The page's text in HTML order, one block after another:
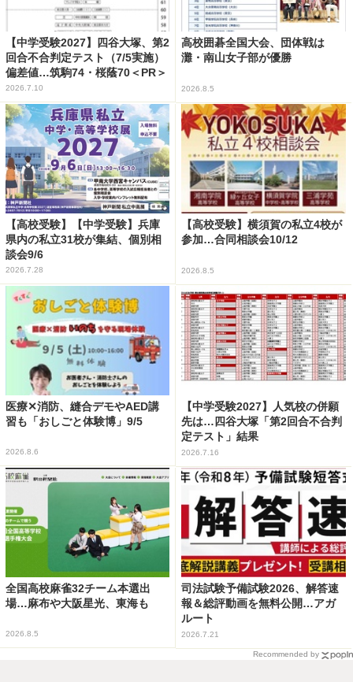
【中学受験2027】四谷大塚、第2
回合不合判定テスト（7/5実施）
偏差値…筑駒74・桜蔭70＜PR＞
2026.7.10
高校囲碁全国大会、団体戦は
灘・南山女子部が優勝
2026.8.5
【高校受験】【中学受験】兵庫
県内の私立31校が集結、個別相
談会9/6
2026.7.28
【高校受験】横須賀の私立4校が
参加…合同相談会10/12
2026.8.5
医療✕消防、縫合デモやAED講
習も「おしごと体験博」9/5
2026.8.6
【中学受験2027】人気校の併願
先は…四谷大塚「第2回合不合判
定テスト」結果
2026.7.16
全国高校麻雀32チーム本選出
場…麻布や大阪星光、東海も
2026.8.5
司法試験予備試験2026、解答速
報＆総評動画を無料公開…アガ
ルート
2026.7.21
Recommended by